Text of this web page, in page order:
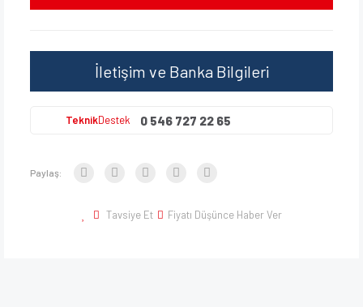
İletişim ve Banka Bilgileri
TeknikDestek 0 546 727 22 65
Paylaş:
Tavsiye Et Fiyatı Düşünce Haber Ver